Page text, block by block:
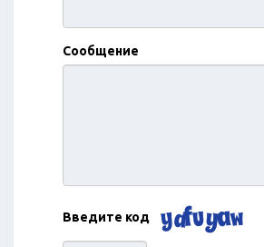
Сообщение
Введите код